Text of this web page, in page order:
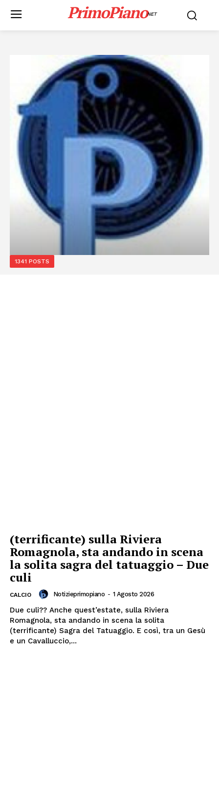
PrimoPianoNET
1341 POSTS
(terrificante) sulla Riviera
Romagnola, sta andando in scena
la solita sagra del tatuaggio – Due
culi
CALCIO Notizieprimopiano - 1 Agosto 2026
Due culi?? Anche quest’estate, sulla Riviera
Romagnola, sta andando in scena la solita
(terrificante) Sagra del Tatuaggio. E così, tra un Gesù
e un Cavalluccio,...